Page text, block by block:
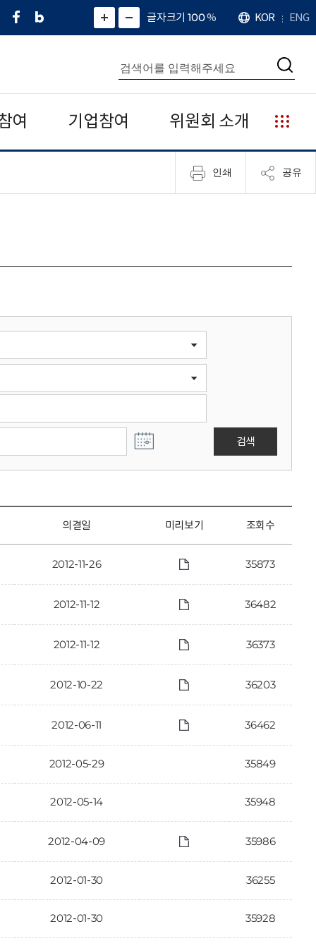
페
네
그
)
화
면
면
소
확
대
치
글자크기 100%
언
어
KOR ENG
통
합
검
색
검
여 기업참여 위원회 소개
누
리
집
안
인쇄 공유
검색
의결일 미리보기 조회수
2012-11-26 35873
2012-11-12 36482
2012-11-12 36373
2012-10-22 36203
2012-06-11 36462
2012-05-29 35849
2012-05-14 35948
2012-04-09 35986
2012-01-30 36255
2012-01-30 35928